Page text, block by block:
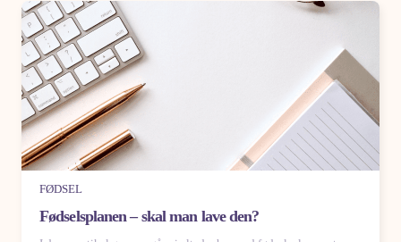
FØDSEL
Fødselsplanen – skal man lave den?